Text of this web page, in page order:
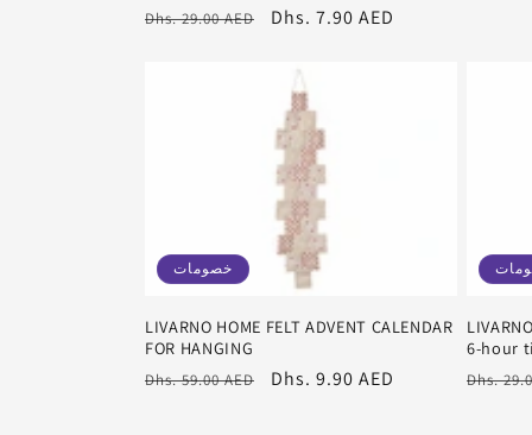
سعر
Dhs. 29.00 AED
سعر
Dhs. 7.90 AED
خصومات
LIVARNO HOME FELT ADVENT CALENDAR
FOR HANGING
سعر
Dhs. 59.00 AED
سعر
Dhs. 9.90 AED
6-hour
سعر
Dhs.